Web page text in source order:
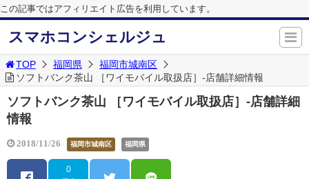
この記事ではアフィリエイト広告を利用しています。
スマホコンシェルジュ
TOP 福岡県
福岡市城南区
ソフトバンク茶山 ［ワイモバイル取扱店］-店舗詳細情報
ソフトバンク茶山 ［ワイモバイル取扱店］-店舗詳細
情報
2018/11/26 福岡市城南区 福岡県
0